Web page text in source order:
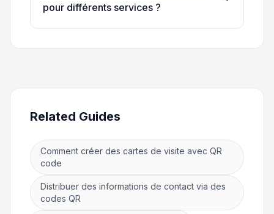
pour différents services ?
Related Guides
Comment créer des cartes de visite avec QR
code
Distribuer des informations de contact via des
codes QR